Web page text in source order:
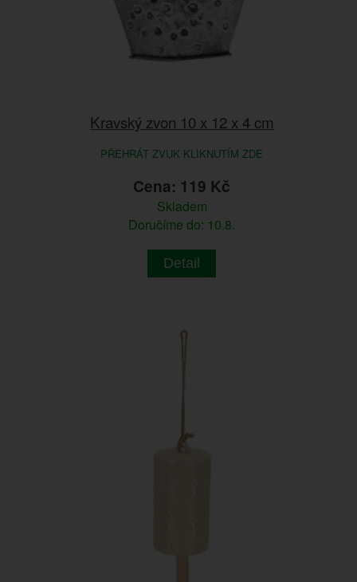
Kravský zvon 10 x 12 x 4 cm
PŘEHRÁT ZVUK KLIKNUTÍM ZDE
Cena: 119 Kč
Skladem
Doručíme do: 10.8.
Detail